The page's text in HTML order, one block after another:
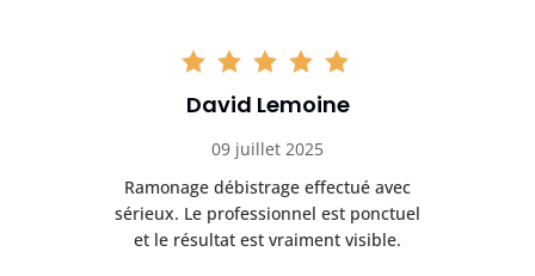
David Lemoine
09 juillet 2025
Ramonage débistrage effectué avec
sérieux. Le professionnel est ponctuel
et le résultat est vraiment visible.